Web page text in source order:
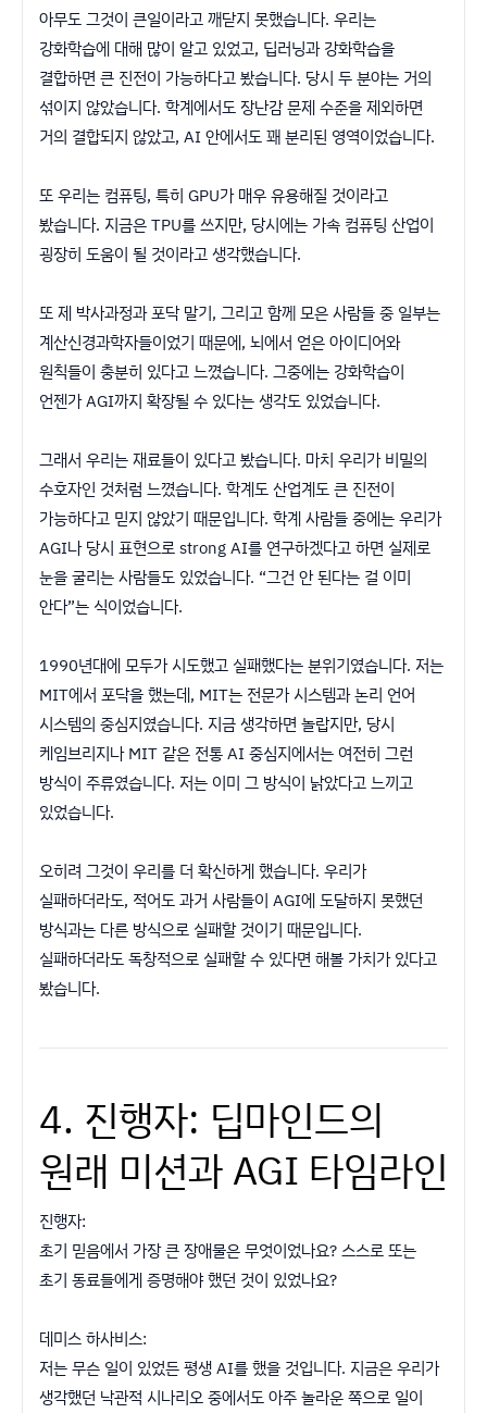
아무도 그것이 큰일이라고 깨닫지 못했습니다. 우리는
강화학습에 대해 많이 알고 있었고, 딥러닝과 강화학습을
결합하면 큰 진전이 가능하다고 봤습니다. 당시 두 분야는 거의
섞이지 않았습니다. 학계에서도 장난감 문제 수준을 제외하면
거의 결합되지 않았고, AI 안에서도 꽤 분리된 영역이었습니다.
또 우리는 컴퓨팅, 특히 GPU가 매우 유용해질 것이라고
봤습니다. 지금은 TPU를 쓰지만, 당시에는 가속 컴퓨팅 산업이
굉장히 도움이 될 것이라고 생각했습니다.
또 제 박사과정과 포닥 말기, 그리고 함께 모은 사람들 중 일부는
계산신경과학자들이었기 때문에, 뇌에서 얻은 아이디어와
원칙들이 충분히 있다고 느꼈습니다. 그중에는 강화학습이
언젠가 AGI까지 확장될 수 있다는 생각도 있었습니다.
그래서 우리는 재료들이 있다고 봤습니다. 마치 우리가 비밀의
수호자인 것처럼 느꼈습니다. 학계도 산업계도 큰 진전이
가능하다고 믿지 않았기 때문입니다. 학계 사람들 중에는 우리가
AGI나 당시 표현으로 strong AI를 연구하겠다고 하면 실제로
눈을 굴리는 사람들도 있었습니다. “그건 안 된다는 걸 이미
안다”는 식이었습니다.
1990년대에 모두가 시도했고 실패했다는 분위기였습니다. 저는
MIT에서 포닥을 했는데, MIT는 전문가 시스템과 논리 언어
시스템의 중심지였습니다. 지금 생각하면 놀랍지만, 당시
케임브리지나 MIT 같은 전통 AI 중심지에서는 여전히 그런
방식이 주류였습니다. 저는 이미 그 방식이 낡았다고 느끼고
있었습니다.
오히려 그것이 우리를 더 확신하게 했습니다. 우리가
실패하더라도, 적어도 과거 사람들이 AGI에 도달하지 못했던
방식과는 다른 방식으로 실패할 것이기 때문입니다.
실패하더라도 독창적으로 실패할 수 있다면 해볼 가치가 있다고
봤습니다.
4. 진행자: 딥마인드의
원래 미션과 AGI 타임라인
진행자:
초기 믿음에서 가장 큰 장애물은 무엇이었나요? 스스로 또는
초기 동료들에게 증명해야 했던 것이 있었나요?
데미스 하사비스:
저는 무슨 일이 있었든 평생 AI를 했을 것입니다. 지금은 우리가
생각했던 낙관적 시나리오 중에서도 아주 놀라운 쪽으로 일이